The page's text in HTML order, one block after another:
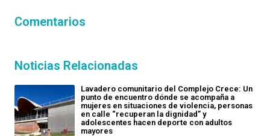
Comentarios
Noticias Relacionadas
Lavadero comunitario del Complejo Crece: Un
punto de encuentro dónde se acompaña a
mujeres en situaciones de violencia, personas
en calle “recuperan la dignidad” y
adolescentes hacen deporte con adultos
mayores